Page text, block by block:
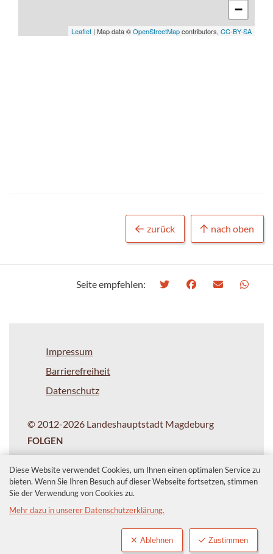
Diese Website verwendet Cookies, um Ihnen einen optimalen Service zu
bieten. Wenn Sie Ihren Besuch auf dieser Webseite fortsetzen, stimmen
Sie der Verwendung von Cookies zu.
Mehr dazu in unserer Datenschutzerklärung.
Ablehnen Zustimmen
−
Leaflet | Map data ©OpenStreetMapcontributors, CC-BY-SA
zurück nach oben
Seite empfehlen:
Impressum
Barrierefreiheit
Datenschutz
© 2012-2026 Landeshauptstadt Magdeburg
FOLGEN